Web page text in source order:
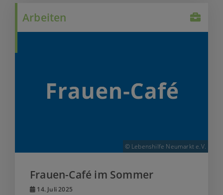
Arbeiten
© Lebenshilfe Neumarkt e.V.
Frauen-Café im Sommer
14. Juli 2025